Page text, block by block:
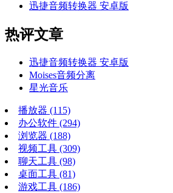
迅捷音频转换器 安卓版
热评文章
迅捷音频转换器 安卓版
Moises音频分离
星光音乐
播放器 (115)
办公软件 (294)
浏览器 (188)
视频工具 (309)
聊天工具 (98)
桌面工具 (81)
游戏工具 (186)